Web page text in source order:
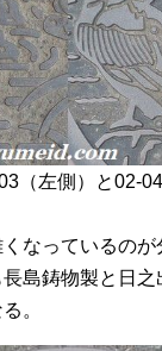
（左側）と02-
なっているのが
島鋳物製と日
。